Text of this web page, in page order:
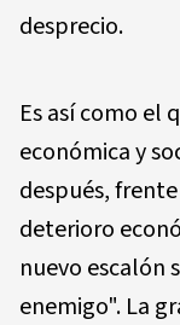
desprecio.
Es así como el
económica y
después,
deterioro
nuevo escalón
enemigo". La